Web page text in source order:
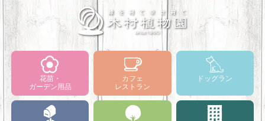
花苗・
ガーデン用品
カフェ
レストラン
ドッグラン